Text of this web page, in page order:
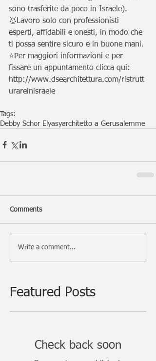
sono trasferite da poco in Israele).
🥇Lavoro solo con professionisti
esperti, affidabili e onesti, in modo che
ti possa sentire sicuro e in buone mani.
⭐Per maggiori informazioni e per
fissare un appuntamento clicca qui:
http://www.dsearchitettura.com/ristrutt
urareinisraele
Tags:
Debby Schor Elyasyarchitetto a Gerusalemme
Comments
Write a comment...
Featured Posts
Check back soon